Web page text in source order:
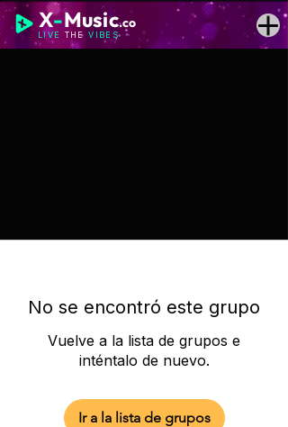
X-Music.co
LIVE THEVIBES
No se encontró este grupo
Vuelve a la lista de grupos e
inténtalo de nuevo.
Ir a la lista de grupos